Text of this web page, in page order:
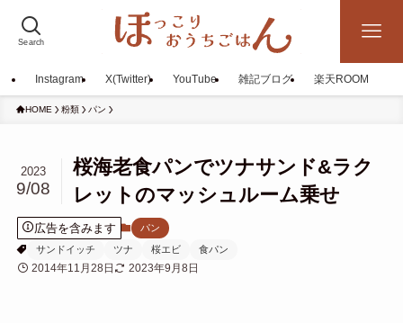
Search
Instagram X(Twitter) YouTube 雑記ブログ 楽天ROOM
HOME 粉類 パン
桜海老食パンでツナサンド&ラク
レットのマッシュルーム乗せ
2023
9/08
広告を含みます
パン
サンドイッチ
ツナ 桜エビ 食パン
2014年11月28日 2023年9月8日